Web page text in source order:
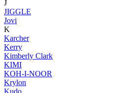
J
JIGGLE
Jovi
K
Karcher
Kerry
Kimberly Clark
KIMI
KOH-I-NOOR
Krylon
Kudo